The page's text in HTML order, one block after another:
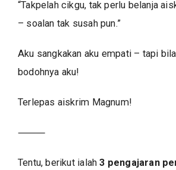
“Takpelah cikgu, tak perlu belanja
– soalan tak susah pun.”
Aku sangkakan aku empati – tapi
bodohnya aku!
Terlepas aiskrim Magnum!
⸻
Tentu, berikut ialah3 pengajaran